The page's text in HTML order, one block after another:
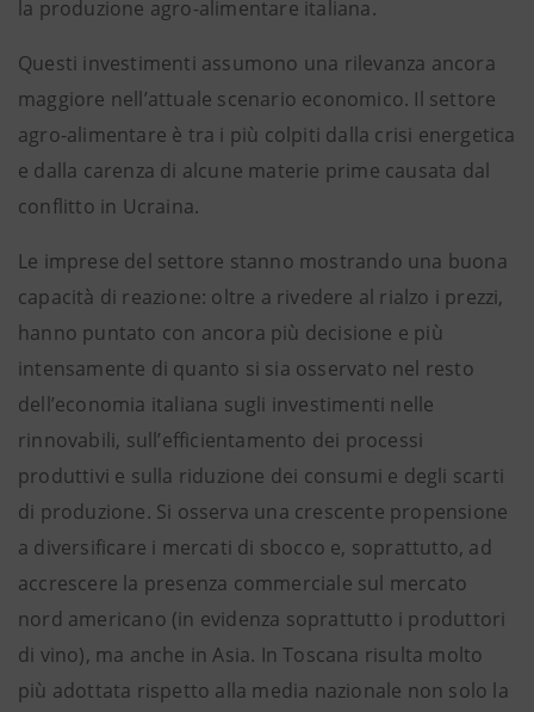
la produzione agro-alimentare italiana.
Questi investimenti assumono una rilevanza ancora
maggiore nell’attuale scenario economico. Il settore
agro-alimentare è tra i più colpiti dalla crisi energetica
e dalla carenza di alcune materie prime causata dal
conflitto in Ucraina.
Le imprese del settore stanno mostrando una buona
capacità di reazione: oltre a rivedere al rialzo i prezzi,
hanno puntato con ancora più decisione e più
intensamente di quanto si sia osservato nel resto
dell’economia italiana sugli investimenti nelle
rinnovabili, sull’efficientamento dei processi
produttivi e sulla riduzione dei consumi e degli scarti
di produzione. Si osserva una crescente propensione
a diversificare i mercati di sbocco e, soprattutto, ad
accrescere la presenza commerciale sul mercato
nord americano (in evidenza soprattutto i produttori
di vino), ma anche in Asia. In Toscana risulta molto
più adottata rispetto alla media nazionale non solo la